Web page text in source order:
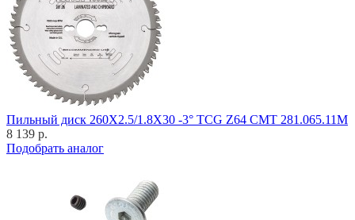
Пильный диск 260X2.5/1.8X30 -3° TCG Z64 CMT 281.065.11M
8 139 р.
Подобрать аналог